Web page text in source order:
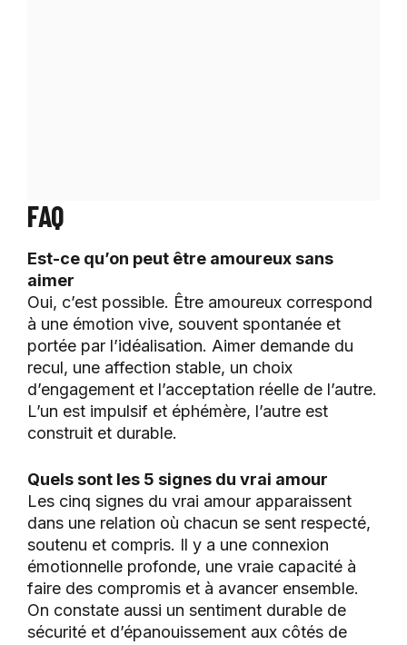
FAQ
Est-ce qu’on peut être amoureux sans
aimer
Oui, c’est possible. Être amoureux correspond
à une émotion vive, souvent spontanée et
portée par l’idéalisation. Aimer demande du
recul, une affection stable, un choix
d’engagement et l’acceptation réelle de l’autre.
L’un est impulsif et éphémère, l’autre est
construit et durable.
Quels sont les 5 signes du vrai amour
Les cinq signes du vrai amour apparaissent
dans une relation où chacun se sent respecté,
soutenu et compris. Il y a une connexion
émotionnelle profonde, une vraie capacité à
faire des compromis et à avancer ensemble.
On constate aussi un sentiment durable de
sécurité et d’épanouissement aux côtés de